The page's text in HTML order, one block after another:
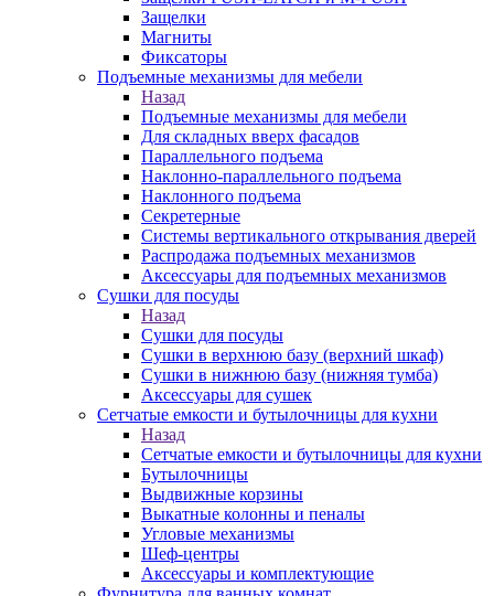
Защелки
Магниты
Фиксаторы
Подъемные механизмы для мебели
Назад
Подъемные механизмы для мебели
Для складных вверх фасадов
Параллельного подъема
Наклонно-параллельного подъема
Наклонного подъема
Секретерные
Системы вертикального открывания дверей
Распродажа подъемных механизмов
Аксессуары для подъемных механизмов
Сушки для посуды
Назад
Сушки для посуды
Сушки в верхнюю базу (верхний шкаф)
Сушки в нижнюю базу (нижняя тумба)
Аксессуары для сушек
Сетчатые емкости и бутылочницы для кухни
Назад
Сетчатые емкости и бутылочницы для кухни
Бутылочницы
Выдвижные корзины
Выкатные колонны и пеналы
Угловые механизмы
Шеф-центры
Аксессуары и комплектующие